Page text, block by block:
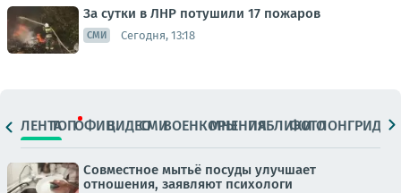
За сутки в ЛНР потушили 17 пожаров
СМИ Сегодня, 13:18
ЛЕНТАТОПОФИЦ.ВИДЕОСМИВОЕНКОРЫМНЕНИЯПАБЛИКИ
ФОТОЛОНГРИДЫ
Совместное мытьё посуды улучшает
отношения, заявляют психологи